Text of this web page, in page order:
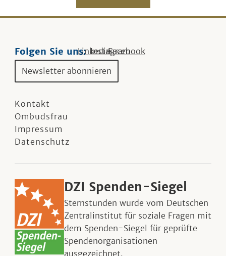
Folgen Sie uns:Linkedin
Instagram
Facebook
Newsletter abonnieren
Kontakt
Ombudsfrau
Impressum
Datenschutz
DZI Spenden-Siegel
Sternstunden wurde vom Deutschen
Zentralinstitut für soziale Fragen mit
dem Spenden-Siegel für geprüfte
Spendenorganisationen
ausgezeichnet.